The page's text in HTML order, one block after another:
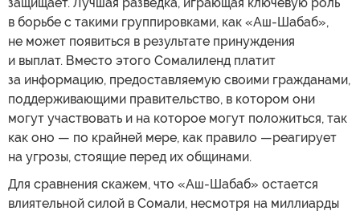
в борьбе с такими группировками, как «Аш-Шабаб»,
не может появиться в результате принуждения
и выплат. Вместо этого Сомалиленд платит
за информацию, предоставляемую своими гражданами,
поддерживающими правительство, в котором они
могут участвовать и на которое могут положиться, так
как оно — по крайней мере, как правило —реагирует
на угрозы, стоящие перед их общинами.
Для сравнения скажем, что «Аш-Шабаб» остается
влиятельной силой в Сомали, несмотря на миллиарды